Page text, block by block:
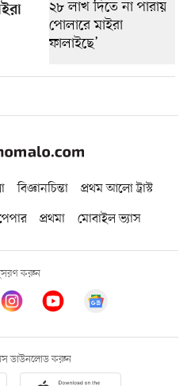
বিজ্ঞানচিন্তা
প্রথম আলো ট্রাস্ট
প্রথমা মোবাইল ভ্যাস
করুন
ডাউনলোড করুন